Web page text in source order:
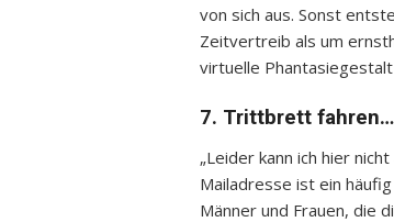
von sich aus. Sonst
Zeitvertreib als um
virtuelle
7. Trittbrett fahren…
„Leider kann ich hier
Mailadresse ist ein
Männer und Frauen, die